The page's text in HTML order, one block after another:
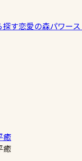
探す恋愛の森パワー
癒
癒